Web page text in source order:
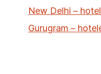
New Delhi –
Gurugram –